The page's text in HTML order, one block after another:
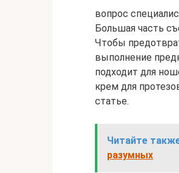
вопрос
Большая часть
Чтобы
выполнение
подходит для
крем для
статье.
Читайте
разумных